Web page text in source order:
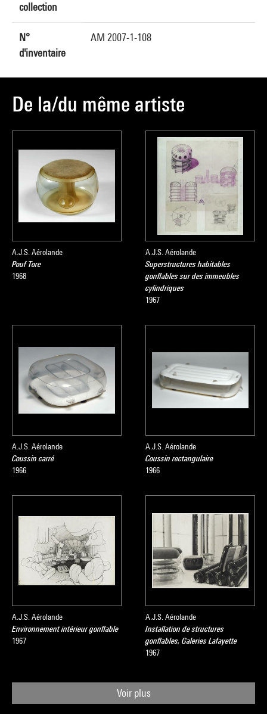
collection
N°
d'inventaire
AM 2007-1-108
De la/du même artiste
A.J.S. Aérolande
Pouf Tore
1968
A.J.S. Aérolande
Superstructures habitables
gonflables sur des immeubles
cylindriques
1967
A.J.S. Aérolande
Coussin carré
1966
A.J.S. Aérolande
Coussin rectangulaire
1966
A.J.S. Aérolande
Environnement intérieur gonflable
1967
A.J.S. Aérolande
Installation de structures
gonflables, Galeries Lafayette
1967
Voir plus